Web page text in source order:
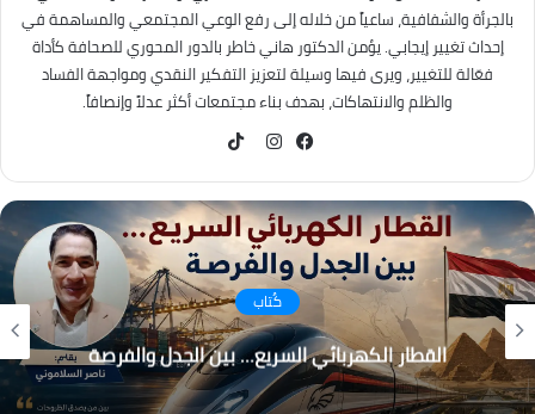
بالجرأة والشفافية، ساعياً من خلاله إلى رفع الوعي المجتمعي والمساهمة في
إحداث تغيير إيجابي. يؤمن الدكتور هاني خاطر بالدور المحوري للصحافة كأداة
فعّالة للتغيير، ويرى فيها وسيلة لتعزيز التفكير النقدي ومواجهة الفساد
والظلم والانتهاكات، بهدف بناء مجتمعات أكثر عدلاً وإنصافاً.
كُتاب
القطار الكهربائي السريع… بين الجدل والفرصة